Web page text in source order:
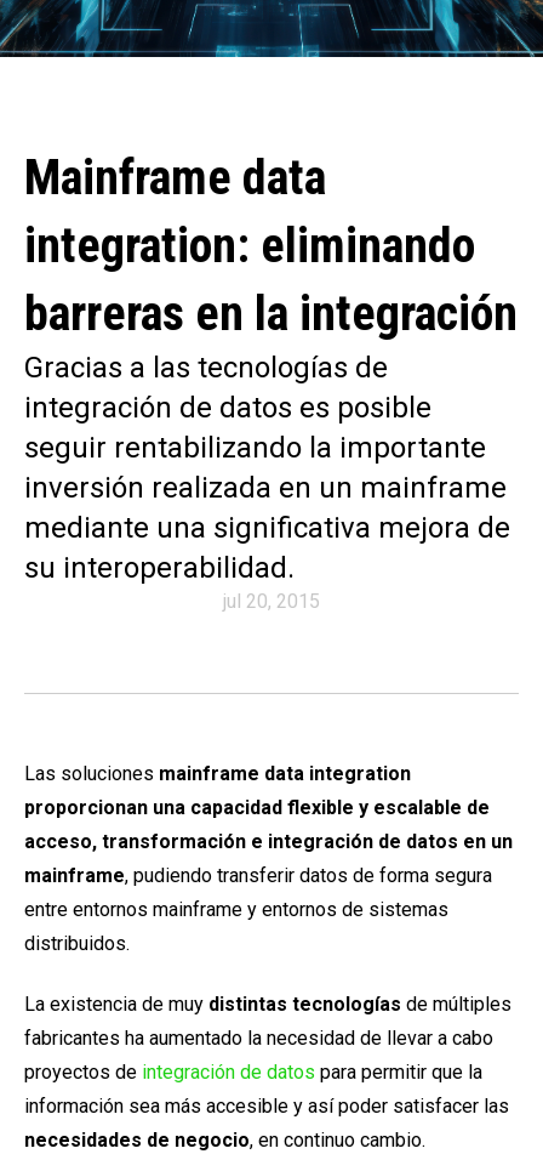
Mainframe data
integration: eliminando
barreras en la integración
Gracias a las tecnologías de
integración de datos es posible
seguir rentabilizando la importante
inversión realizada en un mainframe
mediante una significativa mejora de
su interoperabilidad.
jul 20, 2015
Las soluciones mainframe data integration
proporcionan una capacidad flexible y escalable de
acceso, transformación e integración de datos en un
mainframe, pudiendo transferir datos de forma segura
entre entornos mainframe y entornos de sistemas
distribuidos.
La existencia de muy distintas tecnologías de múltiples
fabricantes ha aumentado la necesidad de llevar a cabo
proyectos de integración de datos para permitir que la
información sea más accesible y así poder satisfacer las
necesidades de negocio, en continuo cambio.